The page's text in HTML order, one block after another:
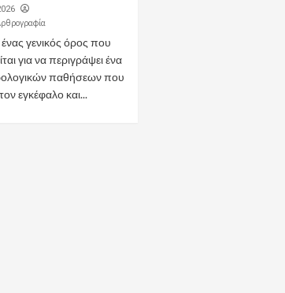
ένας γενικός όρος που
για να περιγράψει ένα
παθήσεων που
εγκέφαλο και...